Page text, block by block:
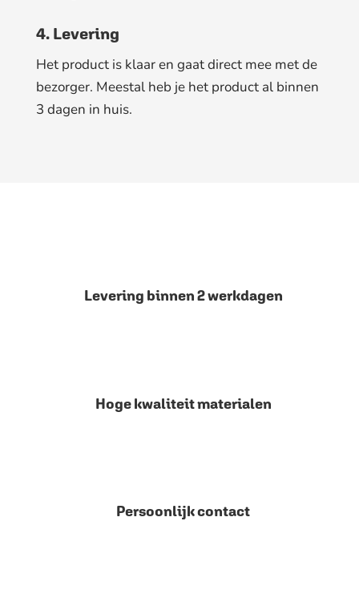
4. Levering
Het product is klaar en gaat direct mee met de
bezorger. Meestal heb je het product al binnen
3 dagen in huis.
Levering binnen 2 werkdagen
Hoge kwaliteit materialen
Persoonlijk contact